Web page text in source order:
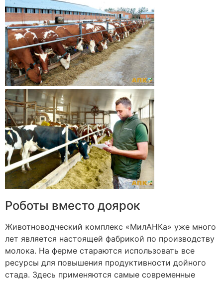
Роботы вместо доярок
Животноводческий комплекс «МилАНКа» уже много
лет является настоящей фабрикой по производству
молока. На ферме стараются использовать все
ресурсы для повышения продуктивности дойного
стада. Здесь применяются самые современные